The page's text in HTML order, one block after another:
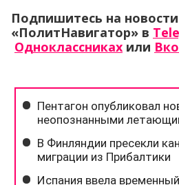
Подпишитесь на новости
«ПолитНавигатор» в
Одноклассниках или